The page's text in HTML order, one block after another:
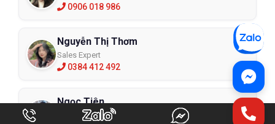
0906 018 986
Nguyễn Thị Thơm
Sales Expert
0384 412 492
Ngọc Tiên
Sales Expert